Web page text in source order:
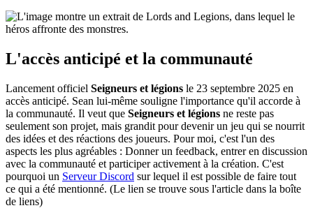
L'accès anticipé et la communauté
Lancement officiel Seigneurs et légions le 23 septembre 2025 en
accès anticipé. Sean lui-même souligne l'importance qu'il accorde à
la communauté. Il veut que Seigneurs et légions ne reste pas
seulement son projet, mais grandit pour devenir un jeu qui se nourrit
des idées et des réactions des joueurs. Pour moi, c'est l'un des
aspects les plus agréables : Donner un feedback, entrer en discussion
avec la communauté et participer activement à la création. C'est
pourquoi un Serveur Discord sur lequel il est possible de faire tout
ce qui a été mentionné. (Le lien se trouve sous l'article dans la boîte
de liens)